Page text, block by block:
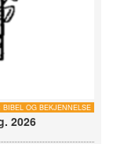
BIBEL OG BEKJENNELSE
2026